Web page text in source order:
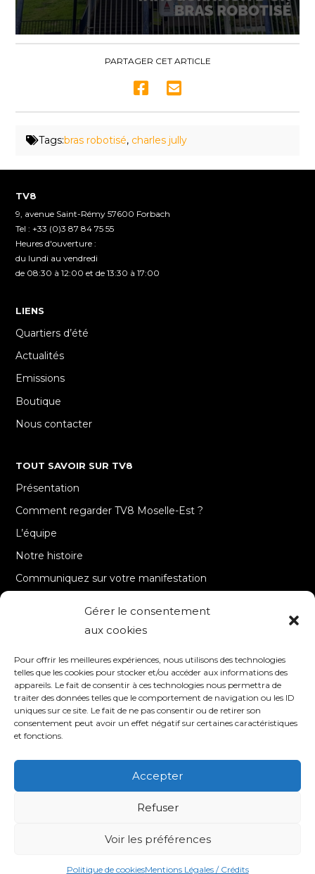
Gérer le consentement
aux cookies
Pour offrir les meilleures expériences, nous utilisons des technologies
telles que les cookies pour stocker et/ou accéder aux informations des
appareils. Le fait de consentir à ces technologies nous permettra de
traiter des données telles que le comportement de navigation ou les ID
uniques sur ce site. Le fait de ne pas consentir ou de retirer son
consentement peut avoir un effet négatif sur certaines caractéristiques
et fonctions.
Accepter
Refuser
Voir les préférences
Politique de cookiesMentions Légales / Crédits
PARTAGER CET ARTICLE
Tags:bras robotisé, charles jully
TV8
9, avenue Saint-Rémy 57600 Forbach
Tel : +33 (0)3 87 84 75 55
Heures d'ouverture :
du lundi au vendredi
de 08:30 à 12:00 et de 13:30 à 17:00
LIENS
Quartiers d’été
Actualités
Emissions
Boutique
Nous contacter
TOUT SAVOIR SUR TV8
Présentation
Comment regarder TV8 Moselle-Est ?
L’équipe
Notre histoire
Communiquez sur votre manifestation
Contact
Mentions Légales / Crédits
Politique de cookies (UE)
Politique de confidentialité – RGPD
© 2020 TV8 Moselle-Est - 9 avenue Saint-Remy - 57600 FORBACH -
Communication